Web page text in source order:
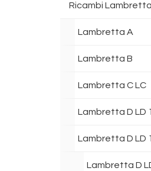
Ricambi Lambretta
Lambretta A
Lambretta B
Lambretta C LC
Lambretta D LD
Lambretta D LD
Lambretta D